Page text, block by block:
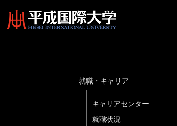
就職・キャリア
キャリアセンター
就職状況